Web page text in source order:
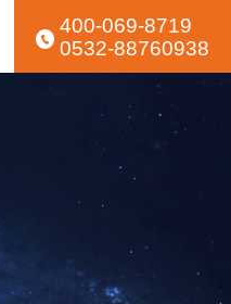
400-069-8719
0532-88760938